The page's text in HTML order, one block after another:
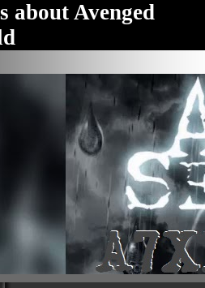
about Avenged